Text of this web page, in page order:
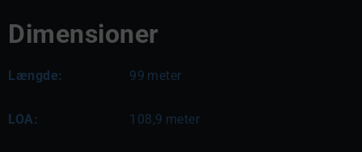
Dimensioner
Længde: 99 meter
LOA: 108,9 meter